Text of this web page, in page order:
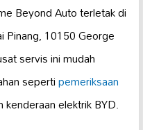
Beyond Auto terletak di
Pinang, 10150 George
servis ini mudah
sepertipemeriksaan
elektrik BYD.